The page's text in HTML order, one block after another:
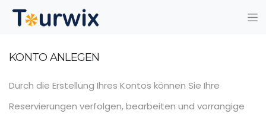
KONTO ANLEGEN
Durch die Erstellung Ihres Kontos können Sie Ihre
Reservierungen verfolgen, bearbeiten und vorrangige